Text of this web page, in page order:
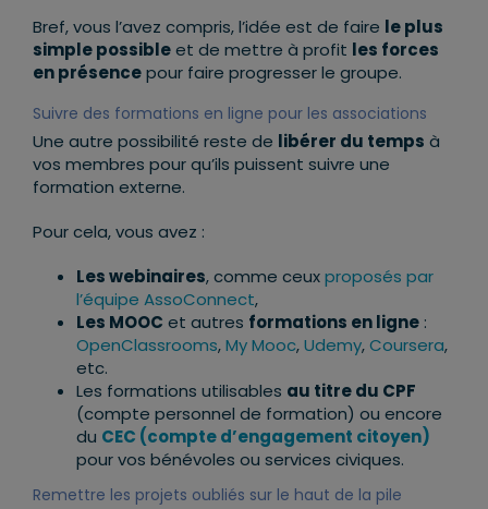
Bref, vous l’avez compris, l’idée est de faire le plus
simple possibleet de mettre à profit les forces
en présencepour faire progresser le groupe.
Suivre des formations en ligne pour les associations
Une autre possibilité reste de libérer du temps à
vos membres pour qu’ils puissent suivre une
formation externe.
Pour cela, vous avez :
Les webinaires, comme ceuxproposés par
l’équipe AssoConnect,
Les MOOC et autres formations en ligne :
OpenClassrooms,My Mooc,Udemy,Coursera,
etc.
Les formations utilisables au titre du CPF
(compte personnel de formation) ou encore
du CEC (compte d’engagement citoyen)
pour vos bénévoles ou services civiques.
Remettre les projets oubliés sur le haut de la pile